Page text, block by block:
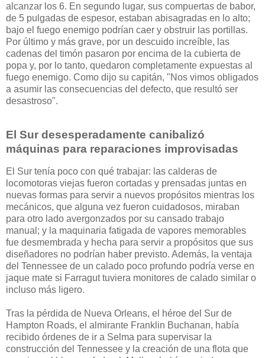
alcanzar los 6. En segundo lugar, sus compuertas de babor,
de 5 pulgadas de espesor, estaban abisagradas en lo alto;
bajo el fuego enemigo podrían caer y obstruir las portillas.
Por último y más grave, por un descuido increíble, las
cadenas del timón pasaron por encima de la cubierta de
popa y, por lo tanto, quedaron completamente expuestas al
fuego enemigo. Como dijo su capitán, "Nos vimos obligados
a asumir las consecuencias del defecto, que resultó ser
desastroso".
El Sur desesperadamente canibalizó
máquinas para reparaciones improvisadas
El Sur tenía poco con qué trabajar: las calderas de
locomotoras viejas fueron cortadas y prensadas juntas en
nuevas formas para servir a nuevos propósitos mientras los
mecánicos, que alguna vez fueron cuidadosos, miraban
para otro lado avergonzados por su cansado trabajo
manual; y la maquinaria fatigada de vapores memorables
fue desmembrada y hecha para servir a propósitos que sus
diseñadores no podrían haber previsto. Además, la ventaja
del Tennessee de un calado poco profundo podría verse en
jaque mate si Farragut tuviera monitores de calado similar o
incluso más ligero.
Tras la pérdida de Nueva Orleans, el héroe del Sur de
Hampton Roads, el almirante Franklin Buchanan, había
recibido órdenes de ir a Selma para supervisar la
construcción del Tennessee y la creación de una flota que